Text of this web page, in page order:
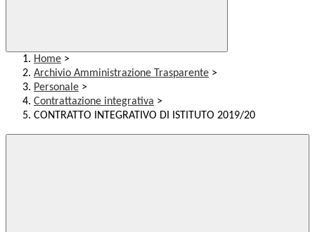
Home >
Archivio Amministrazione Trasparente >
Personale >
Contrattazione integrativa >
CONTRATTO INTEGRATIVO DI ISTITUTO 2019/20